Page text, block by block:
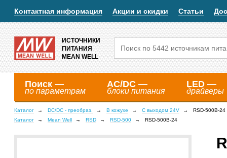
Контактная информация Акции и скидки Статьи
ИСТОЧНИКИ
ПИТАНИЯ
MEAN WELL
Поиск —
по параметрам
AC/DC —
блоки питания
LED —
драйверы
Каталог DC/DC - преобраз. В кожухе С выходом 24V
RSD-500B-24
Каталог
Mean Well RSD RSD-500 RSD-500B-24